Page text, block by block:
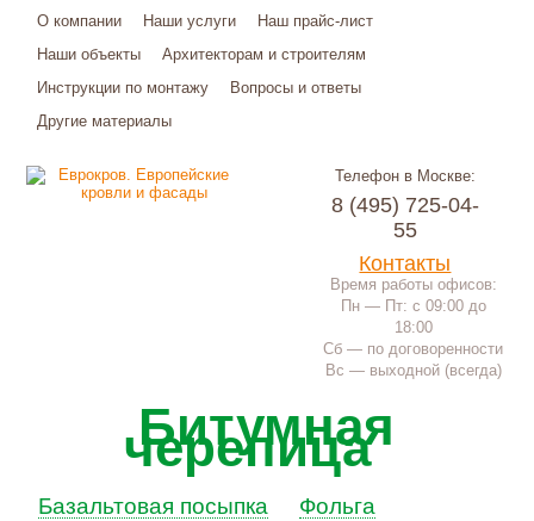
О компании Наши услуги
Наш прайс-лист
Наши объекты
Архитекторам и строителям
Инструкции по монтажу
Вопросы и ответы
Другие материалы
Телефон в Москве:
8 (495) 725-04-
55
Контакты
Время работы офисов:
Пн — Пт: с 09:00 до
18:00
Сб — по договоренности
Вс — выходной (всегда)
Битумная
черепица
Базальтовая посыпка Фольга